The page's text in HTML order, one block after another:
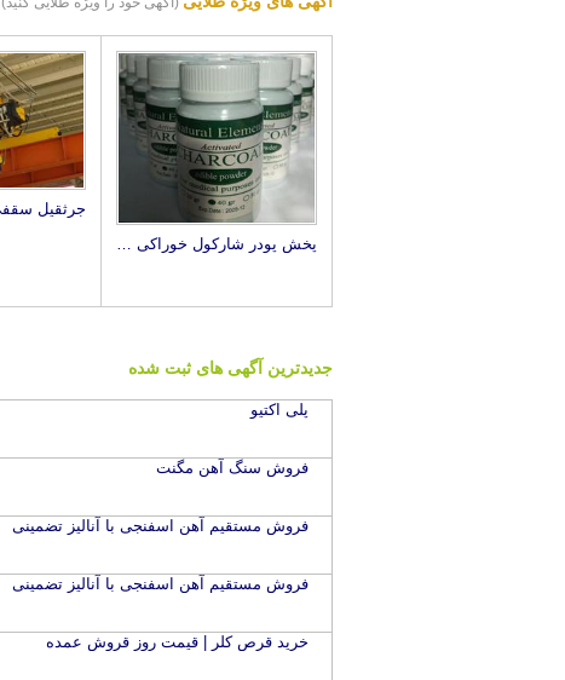
جدیدترین آگهی های ثبت شده
پلی اکتیو
فروش سنگ آهن مگنت
فروش مستقیم آهن اسفنجی با آنالیز تضمینی
فروش مستقیم آهن اسفنجی با آنالیز تضمینی
خرید قرص کلر | قیمت روز قروش عمده